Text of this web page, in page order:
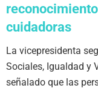
cuidadoras
La vicepresidenta
Sociales, Igualdad y
señalado que las